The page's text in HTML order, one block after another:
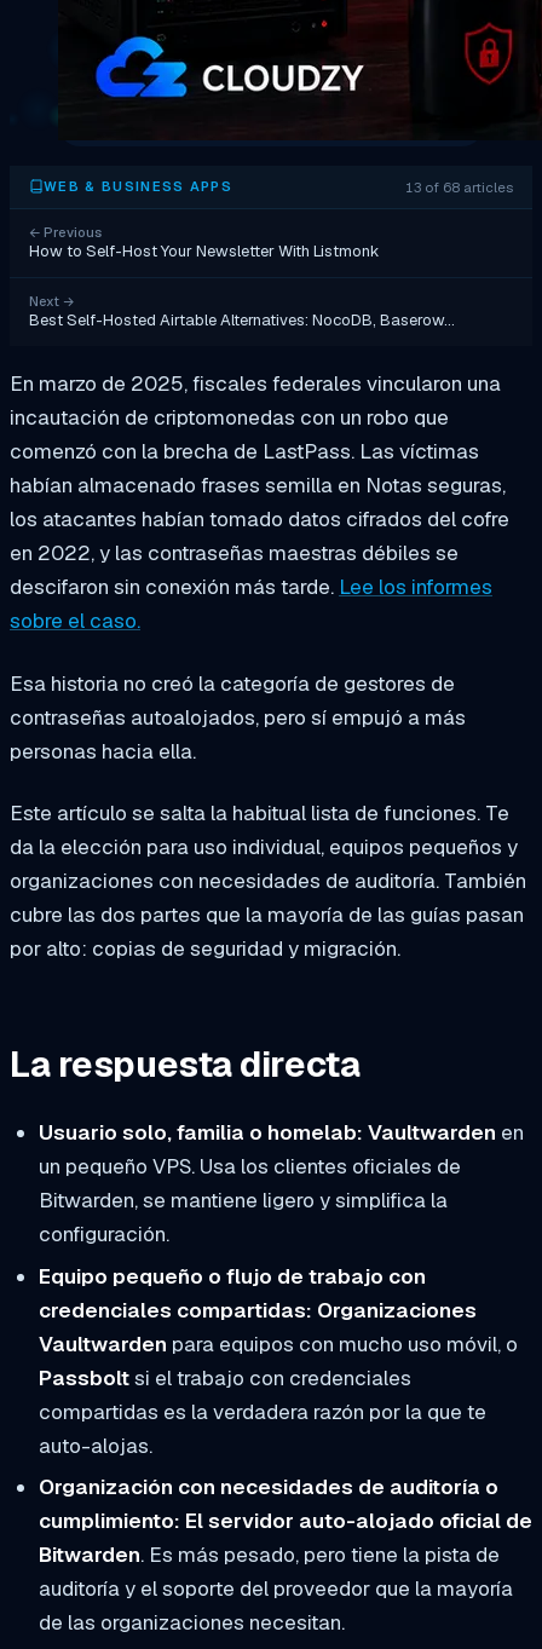
WEB & BUSINESS APPS 13 of 68 articles
← Previous
How to Self-Host Your Newsletter With Listmonk
Next →
Best Self-Hosted Airtable Alternatives: NocoDB, Baserow…
En marzo de 2025, fiscales federales vincularon una
incautación de criptomonedas con un robo que
comenzó con la brecha de LastPass. Las víctimas
habían almacenado frases semilla en Notas seguras,
los atacantes habían tomado datos cifrados del cofre
en 2022, y las contraseñas maestras débiles se
descifaron sin conexión más tarde. Lee los informes
sobre el caso.
Esa historia no creó la categoría de gestores de
contraseñas autoalojados, pero sí empujó a más
personas hacia ella.
Este artículo se salta la habitual lista de funciones. Te
da la elección para uso individual, equipos pequeños y
organizaciones con necesidades de auditoría. También
cubre las dos partes que la mayoría de las guías pasan
por alto: copias de seguridad y migración.
La respuesta directa
Usuario solo, familia o homelab: Vaultwarden en
un pequeño VPS. Usa los clientes oficiales de
Bitwarden, se mantiene ligero y simplifica la
configuración.
Equipo pequeño o flujo de trabajo con
credenciales compartidas: Organizaciones
Vaultwarden para equipos con mucho uso móvil, o
Passboltsi el trabajo con credenciales
compartidas es la verdadera razón por la que te
auto-alojas.
Organización con necesidades de auditoría o
cumplimiento: El servidor auto-alojado oficial de
Bitwarden. Es más pesado, pero tiene la pista de
auditoría y el soporte del proveedor que la mayoría
de las organizaciones necesitan.